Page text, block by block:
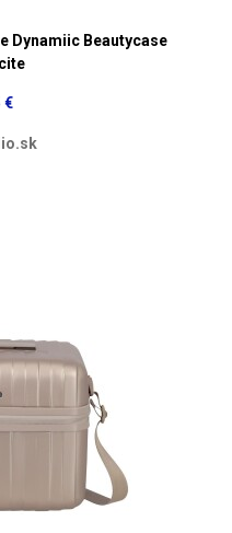
Dynamiic Beautycase
€